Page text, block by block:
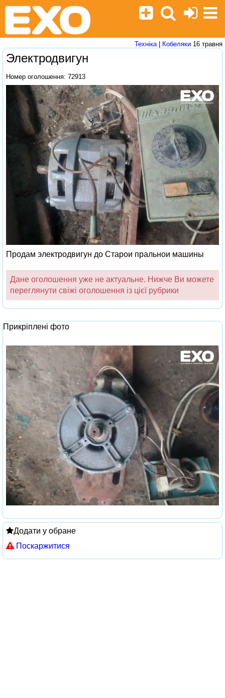
Техніка| Кобеляки 16 травня
Электродвигун
Номер оголошення: 72913
Продам электродвигун до Старои пральнои машины
Дане оголошення уже не актуальне. Нижче Ви можете
переглянути свіжі оголошення із цієї рубрики
Прикріплені фото
Додати у обране
Поскаржитися